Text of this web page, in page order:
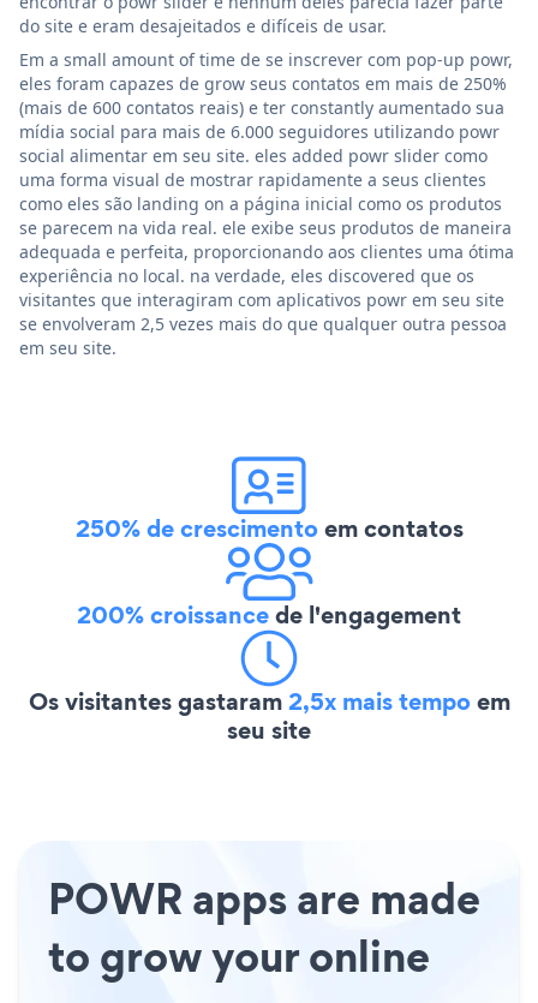
do site e eram desajeitados e difíceis de usar.
Em a small amount of time de se inscrever com pop-up powr,
eles foram capazes de grow seus contatos em mais de 250%
(mais de 600 contatos reais) e ter constantly aumentado sua
mídia social para mais de 6.000 seguidores utilizando powr
social alimentar em seu site. eles added powr slider como
uma forma visual de mostrar rapidamente a seus clientes
como eles são landing on a página inicial como os produtos
se parecem na vida real. ele exibe seus produtos de maneira
adequada e perfeita, proporcionando aos clientes uma ótima
experiência no local. na verdade, eles discovered que os
visitantes que interagiram com aplicativos powr em seu site
se envolveram 2,5 vezes mais do que qualquer outra pessoa
em seu site.
250% de crescimentoem contatos
200% croissancede l'engagement
Os visitantes gastaram2,5x mais tempoem
seu site
POWR apps are made
to grow your online